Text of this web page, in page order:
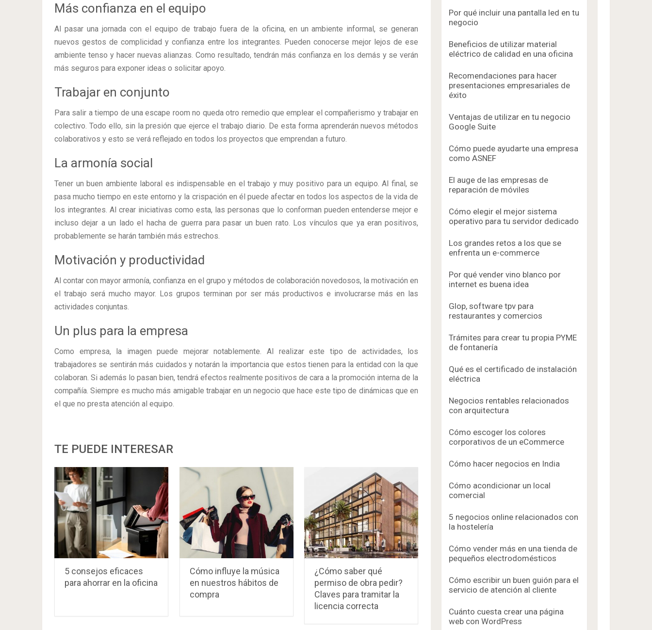
Más confianza en el equipo
Al pasar una jornada con el equipo de trabajo fuera de la oficina, en un ambiente informal, se generan
nuevos gestos de complicidad y confianza entre los integrantes. Pueden conocerse mejor lejos de ese
ambiente tenso y hacer nuevas alianzas. Como resultado, tendrán más confianza en los demás y se verán
más seguros para exponer ideas o solicitar apoyo.
Trabajar en conjunto
Para salir a tiempo de una escape room no queda otro remedio que emplear el compañerismo y trabajar en
colectivo. Todo ello, sin la presión que ejerce el trabajo diario. De esta forma aprenderán nuevos métodos
colaborativos y esto se verá reflejado en todos los proyectos que emprendan a futuro.
La armonía social
Tener un buen ambiente laboral es indispensable en el trabajo y muy positivo para un equipo. Al final, se
pasa mucho tiempo en este entorno y la crispación en él puede afectar en todos los aspectos de la vida de
los integrantes. Al crear iniciativas como esta, las personas que lo conforman pueden entenderse mejor e
incluso dejar a un lado el hacha de guerra para pasar un buen rato. Los vínculos que ya eran positivos,
probablemente se harán también más estrechos.
Motivación y productividad
Al contar con mayor armonía, confianza en el grupo y métodos de colaboración novedosos, la motivación en
el trabajo será mucho mayor. Los grupos terminan por ser más productivos e involucrarse más en las
actividades conjuntas.
Un plus para la empresa
Como empresa, la imagen puede mejorar notablemente. Al realizar este tipo de actividades, los
trabajadores se sentirán más cuidados y notarán la importancia que estos tienen para la entidad con la que
colaboran. Si además lo pasan bien, tendrá efectos realmente positivos de cara a la promoción interna de la
compañía. Siempre es mucho más amigable trabajar en un negocio que hace este tipo de dinámicas que en
el que no presta atención al equipo.
TE PUEDE INTERESAR
5 consejos eficaces
para ahorrar en la oficina
Cómo influye la música
en nuestros hábitos de
compra
¿Cómo saber qué
permiso de obra pedir?
Claves para tramitar la
licencia correcta
Por qué incluir una pantalla led en tu
negocio
Beneficios de utilizar material
eléctrico de calidad en una oficina
Recomendaciones para hacer
presentaciones empresariales de
éxito
Ventajas de utilizar en tu negocio
Google Suite
Cómo puede ayudarte una empresa
como ASNEF
El auge de las empresas de
reparación de móviles
Cómo elegir el mejor sistema
operativo para tu servidor dedicado
Los grandes retos a los que se
enfrenta un e-commerce
Por qué vender vino blanco por
internet es buena idea
Glop, software tpv para
restaurantes y comercios
Trámites para crear tu propia PYME
de fontanería
Qué es el certificado de instalación
eléctrica
Negocios rentables relacionados
con arquitectura
Cómo escoger los colores
corporativos de un eCommerce
Cómo hacer negocios en India
Cómo acondicionar un local
comercial
5 negocios online relacionados con
la hostelería
Cómo vender más en una tienda de
pequeños electrodomésticos
Cómo escribir un buen guión para el
servicio de atención al cliente
Cuánto cuesta crear una página
web con WordPress